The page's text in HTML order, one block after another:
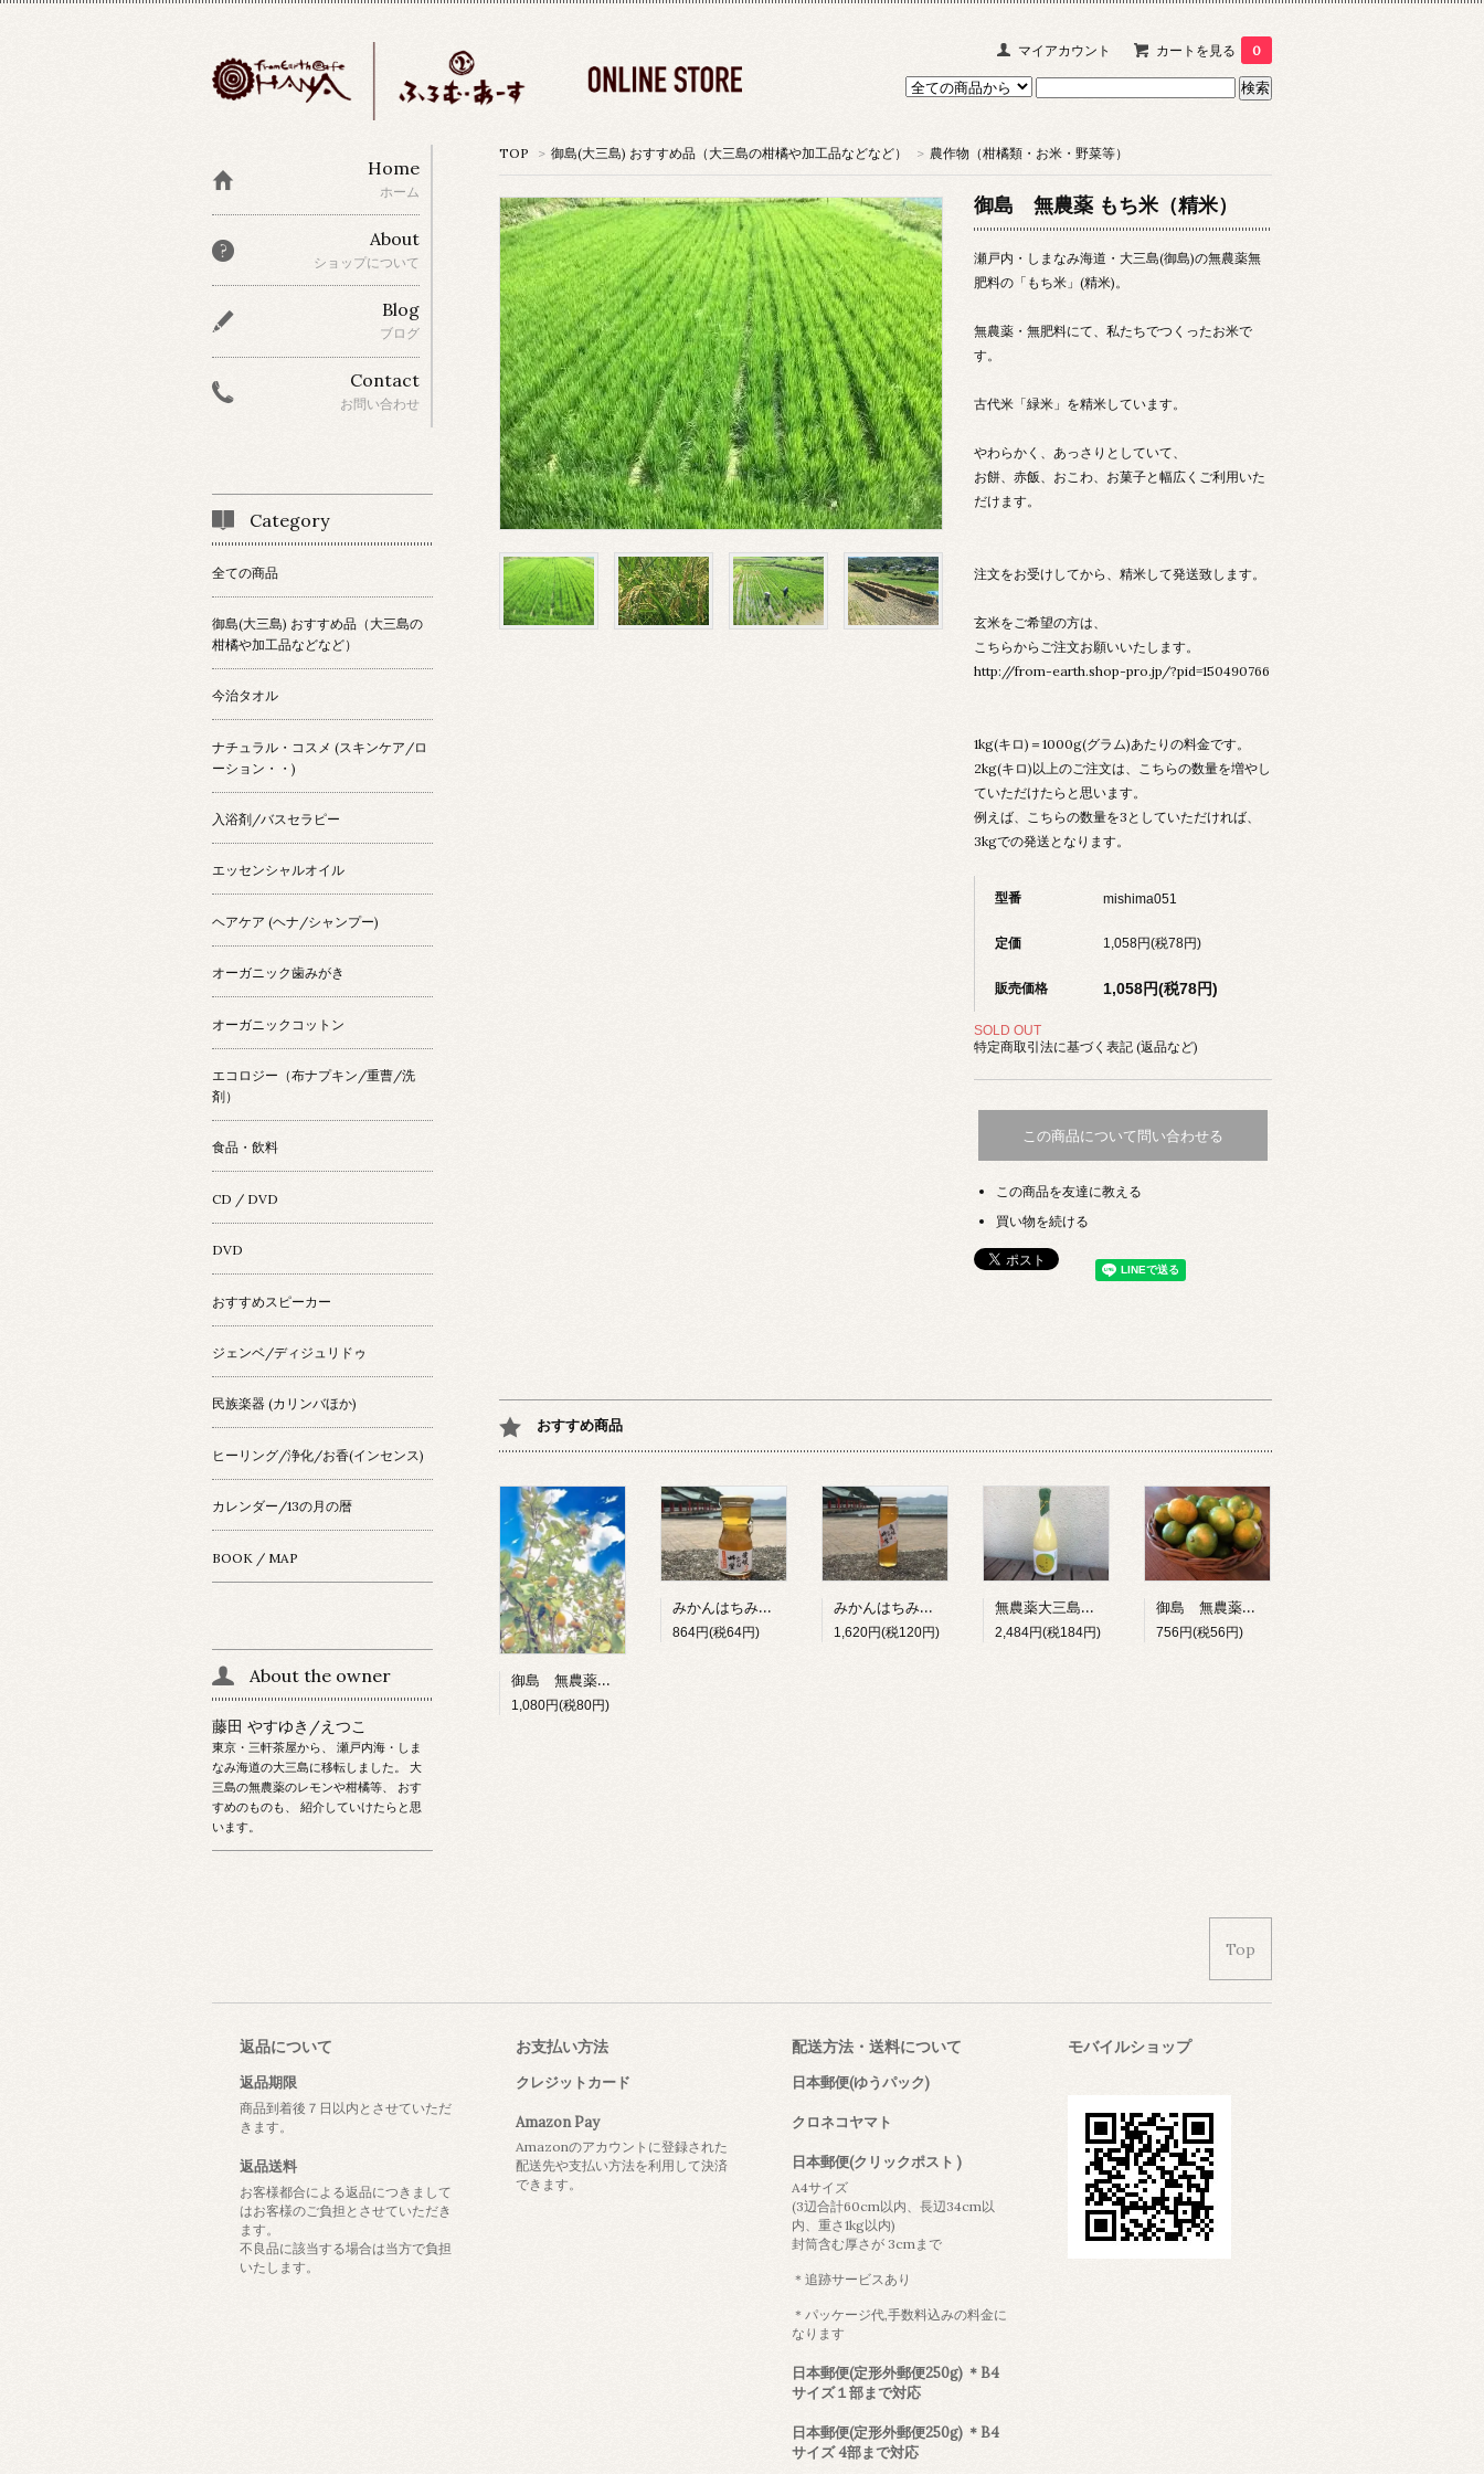
マイアカウント カートを見る 0
TOP > 御島(大三島) おすすめ品（大三島の柑橘や加工品などなど） > 農作物（柑橘類・お米・野菜等）
御島 無農薬 もち米（精米）
瀬戸内・しまなみ海道・大三島(御島)の無農薬無
肥料の「もち米」(精米)。
無農薬・無肥料にて、私たちでつくったお米で
す。
古代米「緑米」を精米しています。
やわらかく、あっさりとしていて、
お餅、赤飯、おこわ、お菓子と幅広くご利用いた
だけます。
注文をお受けしてから、精米して発送致します。
玄米をご希望の方は、
こちらからご注文お願いいたします。
http://from-earth.shop-pro.jp/?pid=150490766
1kg(キロ)＝1000g(グラム)あたりの料金です。
2kg(キロ)以上のご注文は、こちらの数量を増やし
ていただけたらと思います。
例えば、こちらの数量を3としていただければ、
3kgでの発送となります。
型番 mishima051
定価 1,058円(税78円)
販売価格 1,058円(税78円)
SOLD OUT
特定商取引法に基づく表記 (返品など)
この商品について問い合わせる
この商品を友達に教える
買い物を続ける
おすすめ商品
御島 無農薬レモン（しあわせレモン）
1,080円(税80円)
みかんはちみつ（ピュアハニー）120g
864円(税64円)
みかんはちみつ（ピュアハニー）250g
1,620円(税120円)
無農薬大三島フレッシュレモンまるしぼり（天然果汁100%無添加のストレート）
2,484円(税184円)
御島 無農薬みかん
756円(税56円)
Home
ホーム
About
ショップについて
Blog
ブログ
Contact
お問い合わせ
Category
全ての商品
御島(大三島) おすすめ品（大三島の
柑橘や加工品などなど）
今治タオル
ナチュラル・コスメ (スキンケア/ロ
ーション・・)
入浴剤/バスセラピー
エッセンシャルオイル
ヘアケア (ヘナ/シャンプー)
オーガニック歯みがき
オーガニックコットン
エコロジー（布ナプキン/重曹/洗
剤）
食品・飲料
CD / DVD
DVD
おすすめスピーカー
ジェンベ/ディジュリドゥ
民族楽器 (カリンバほか)
ヒーリング/浄化/お香(インセンス)
カレンダー/13の月の暦
BOOK / MAP
About the owner
藤田 やすゆき/えつこ
東京・三軒茶屋から、 瀬戸内海・しま
なみ海道の大三島に移転しました。 大
三島の無農薬のレモンや柑橘等、 おす
すめのものも、 紹介していけたらと思
います。
Top
返品について
返品期限
商品到着後７日以内とさせていただ
きます。
返品送料
お客様都合による返品につきまして
はお客様のご負担とさせていただき
ます。
不良品に該当する場合は当方で負担
いたします。
お支払い方法
クレジットカード
Amazon Pay
Amazonのアカウントに登録された
配送先や支払い方法を利用して決済
できます。
配送方法・送料について
日本郵便(ゆうパック)
クロネコヤマト
日本郵便(クリックポスト )
A4サイズ
(3辺合計60cm以内、長辺34cm以
内、重さ1kg以内)
封筒含む厚さが 3cmまで
＊追跡サービスあり
＊パッケージ代,手数料込みの料金に
なります
日本郵便(定形外郵便250g) ＊B4
サイズ１部まで対応
日本郵便(定形外郵便250g) ＊B4
サイズ 4部まで対応
モバイルショップ